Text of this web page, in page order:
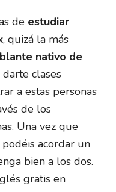
de estudiar
, quizá la más
nativo de
clases
a estas personas
de los
Una vez que
acordar un
bien a los dos.
gratis en